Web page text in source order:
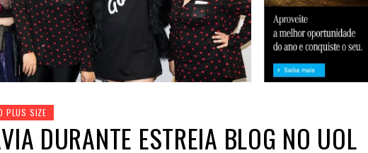
PLUS SIZE
DURANTE ESTREIA BLOG NO UOL